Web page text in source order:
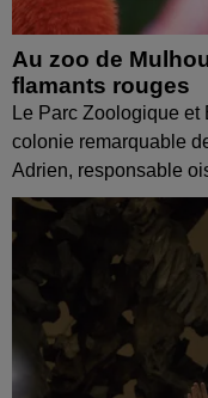
Au zoo de
flamants rouges
Le Parc Zoologique
colonie remarquable
Adrien, responsable